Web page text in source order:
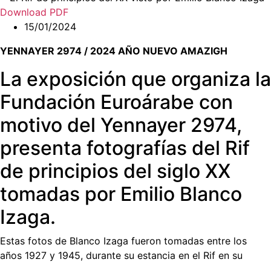
Download PDF
15/01/2024
YENNAYER 2974 / 2024 AÑO NUEVO AMAZIGH
La exposición que organiza la
Fundación Euroárabe con
motivo del Yennayer 2974,
presenta fotografías del Rif
de principios del siglo XX
tomadas por Emilio Blanco
Izaga.
Estas fotos de Blanco Izaga fueron tomadas entre los
años 1927 y 1945, durante su estancia en el Rif en su